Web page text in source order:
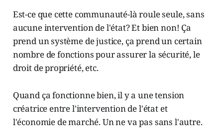
Est-ce que cette communauté-là roule seule, sans
aucune intervention de l'état? Et bien non! Ça
prend un système de justice, ça prend un certain
nombre de fonctions pour assurer la sécurité, le
droit de propriété, etc.
Quand ça fonctionne bien, il y a une tension
créatrice entre l'intervention de l'état et
l'économie de marché. Un ne va pas sans l'autre.